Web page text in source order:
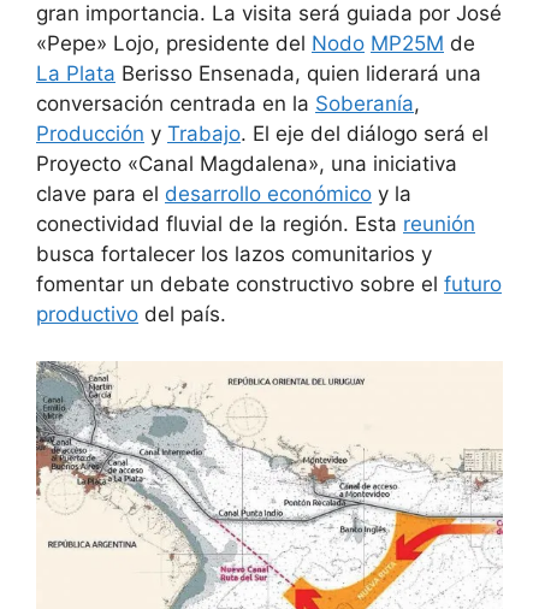
gran importancia. La visita será guiada por José
«Pepe» Lojo, presidente del Nodo MP25M de
La Plata Berisso Ensenada, quien liderará una
conversación centrada en la Soberanía,
Producción y Trabajo. El eje del diálogo será el
Proyecto «Canal Magdalena», una iniciativa
clave para el desarrollo económico y la
conectividad fluvial de la región. Esta reunión
busca fortalecer los lazos comunitarios y
fomentar un debate constructivo sobre el futuro
productivo del país.